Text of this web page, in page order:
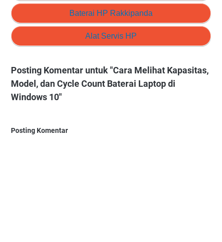
Baterai HP Rakkipanda
Alat Servis HP
Posting Komentar untuk "Cara Melihat Kapasitas,
Model, dan Cycle Count Baterai Laptop di
Windows 10"
Posting Komentar